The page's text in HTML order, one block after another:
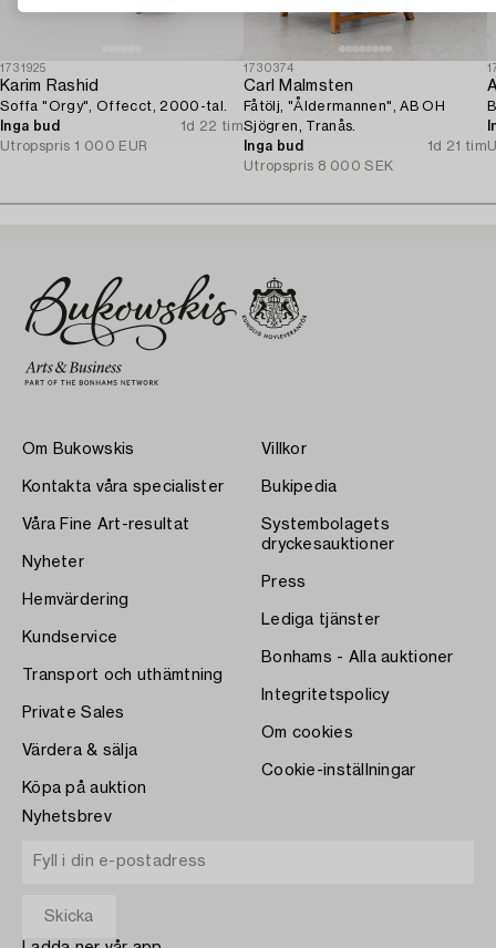
1731925
Karim Rashid
Soffa "Orgy", Offecct, 2000-tal.
Inga bud
1d 22 tim
Utropspris 1 000 EUR
1730374
Carl Malmsten
Fåtölj, "Åldermannen", AB OH
Sjögren, Tranås.
Inga bud
1d 21 tim
Utropspris 8 000 SEK
Om Bukowskis
Kontakta våra specialister
Våra Fine Art-resultat
Nyheter
Hemvärdering
Kundservice
Transport och uthämtning
Private Sales
Värdera & sälja
Köpa på auktion
Villkor
Bukipedia
Systembolagets
dryckesauktioner
Press
Lediga tjänster
Bonhams - Alla auktioner
Integritetspolicy
Om cookies
Cookie-inställningar
Nyhetsbrev